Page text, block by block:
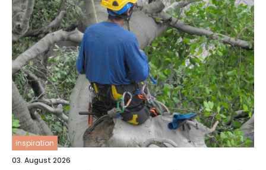
inspiration
03. August 2026